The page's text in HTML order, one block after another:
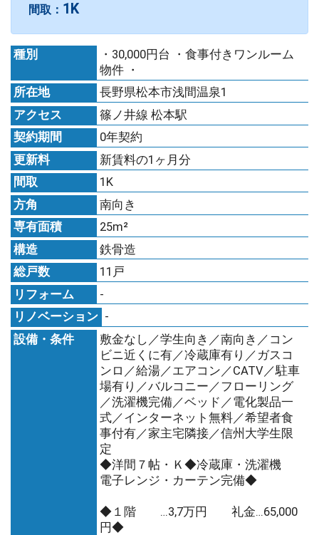
間取： 1K
種別
・30,000円台 ・食事付きワンルーム
物件 ・
所在地
長野県松本市浅間温泉1
アクセス
篠ノ井線 松本駅
契約期間
0年契約
更新料
新賃料の1ヶ月分
間取
1K
方角
南向き
専有面積
25m²
構造
鉄骨造
総戸数
11戸
リフォーム
-
リノベーション -
設備・条件
敷金なし／学生向き／南向き／コン
ビニ近くに有／冷蔵庫有り／ガスコ
ンロ／給湯／エアコン／CATV／駐車
場有り／バルコニー／フローリング
／洗濯機完備／ベッド／電化製品一
式／インターネット無料／希望者食
事付有／家主宅隣接／信州大学生限
定
◆洋間７帖・Ｋ◆冷蔵庫・洗濯機
電子レンジ・カーテン完備◆
◆１階 …3,7万円 礼金…65,000
円◆